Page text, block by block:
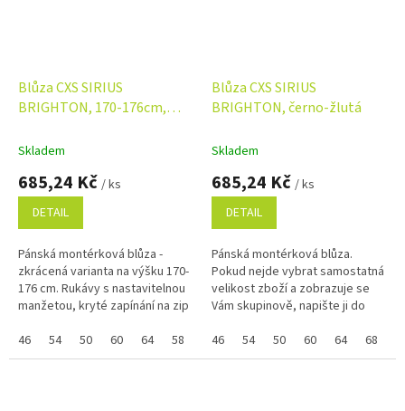
Blůza CXS SIRIUS
BRIGHTON, 170-176cm,
Skladem
685,24 Kč / ks
DETAIL
Pánská montérková blůza -
zkrácená varianta na výšku 170-
176 cm. Rukávy s nastavitelnou
manžetou, kryté zapínání na zip
kapsy, boční kapsy na zip,...
46 54 50 60 64 58 44 48 52 56 62
Blůza CXS SIRIUS
BRIGHTON, černo-žlutá
Skladem
685,24 Kč / ks
DETAIL
Pánská montérková blůza.
Pokud nejde vybrat samostatná
velikost zboží a zobrazuje se
Vám skupinově, napište ji do
Využijte náš věrnostní
program...
46 54 50 60 64 68